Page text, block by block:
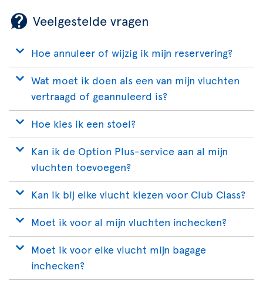
Veelgestelde vragen
Hoe annuleer of wijzig ik mijn reservering?
Wat moet ik doen als een van mijn vluchten
vertraagd of geannuleerd is?
Hoe kies ik een stoel?
Kan ik de Option Plus-service aan al mijn
vluchten toevoegen?
Kan ik bij elke vlucht kiezen voor Club Class?
Moet ik voor al mijn vluchten inchecken?
Moet ik voor elke vlucht mijn bagage
inchecken?